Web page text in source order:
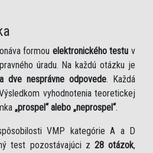
formou elektronického testu v
úradu. Na každú otázku je
dve nesprávne odpovede. Každá
vyhodnotenia teoretickej
„prospel“ alebo „neprospel“.
VMP kategórie A a D
test pozostávajúci z 28 otázok,